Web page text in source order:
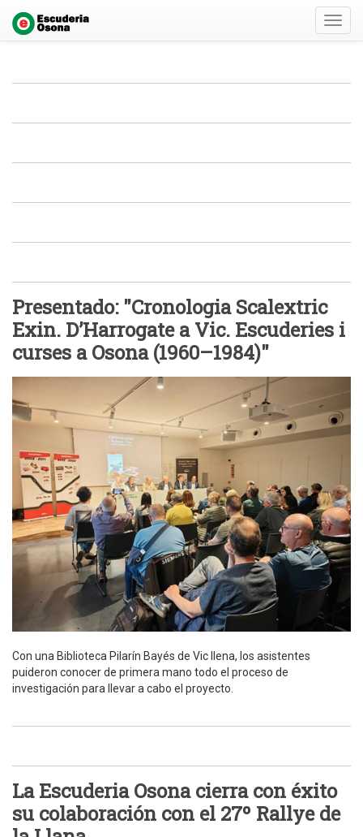
Presentado: "Cronologia Scalextric
Exin. D’Harrogate a Vic. Escuderies i
curses a Osona (1960–1984)"
Con una Biblioteca Pilarín Bayés de Vic llena, los asistentes
puideron conocer de primera mano todo el proceso de
investigación para llevar a cabo el proyecto.
La Escuderia Osona cierra con éxito
su colaboración con el 27º Rallye de